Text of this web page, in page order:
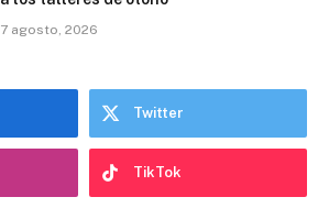
7 agosto, 2026
Twitter
TikTok